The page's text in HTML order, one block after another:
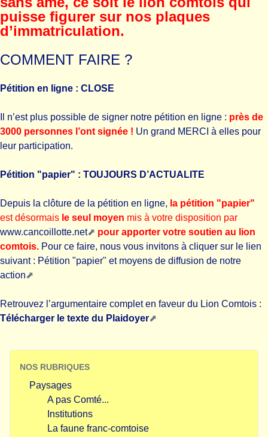
puisse figurer sur nos plaques
d’immatriculation.
COMMENT FAIRE ?
Pétition en ligne : CLOSE
Il n’est plus possible de signer notre pétition en ligne : près de
3000 personnes l’ont signée ! Un grand MERCI à elles pour
leur participation.
Pétition "papier" : TOUJOURS D’ACTUALITE
Depuis la clôture de la pétition en ligne, la pétition "papier"
est désormais le seul moyen mis à votre disposition par
www.cancoillotte.net
pour apporter votre soutien au lion
comtois. Pour ce faire, nous vous invitons à cliquer sur le lien
suivant : Pétition "papier" et moyens de diffusion de notre
action
Retrouvez l’argumentaire complet en faveur du Lion Comtois :
Télécharger le texte du Plaidoyer
NOS RUBRIQUES
Paysages
A pas Comté...
Institutions
La faune franc-comtoise